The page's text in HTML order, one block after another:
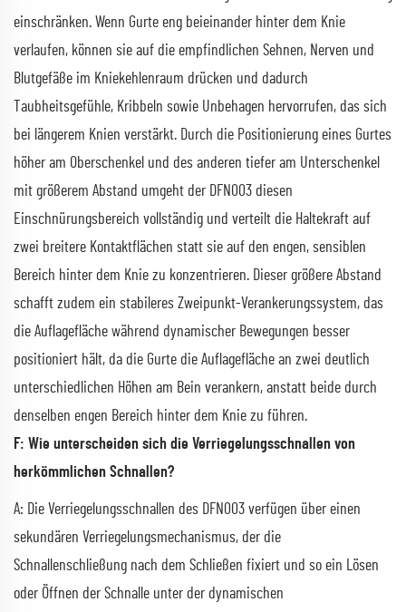
einschränken. Wenn Gurte eng beieinander hinter dem Knie
verlaufen, können sie auf die empfindlichen Sehnen, Nerven und
Blutgefäße im Kniekehlenraum drücken und dadurch
Taubheitsgefühle, Kribbeln sowie Unbehagen hervorrufen, das sich
bei längerem Knien verstärkt. Durch die Positionierung eines Gurtes
höher am Oberschenkel und des anderen tiefer am Unterschenkel
mit größerem Abstand umgeht der DFN003 diesen
Einschnürungsbereich vollständig und verteilt die Haltekraft auf
zwei breitere Kontaktflächen statt sie auf den engen, sensiblen
Bereich hinter dem Knie zu konzentrieren. Dieser größere Abstand
schafft zudem ein stabileres Zweipunkt-Verankerungssystem, das
die Auflagefläche während dynamischer Bewegungen besser
positioniert hält, da die Gurte die Auflagefläche an zwei deutlich
unterschiedlichen Höhen am Bein verankern, anstatt beide durch
denselben engen Bereich hinter dem Knie zu führen.
F: Wie unterscheiden sich die Verriegelungsschnallen von
herkömmlichen Schnallen?
A: Die Verriegelungsschnallen des DFN003 verfügen über einen
sekundären Verriegelungsmechanismus, der die
Schnallenschließung nach dem Schließen fixiert und so ein Lösen
oder Öffnen der Schnalle unter der dynamischen